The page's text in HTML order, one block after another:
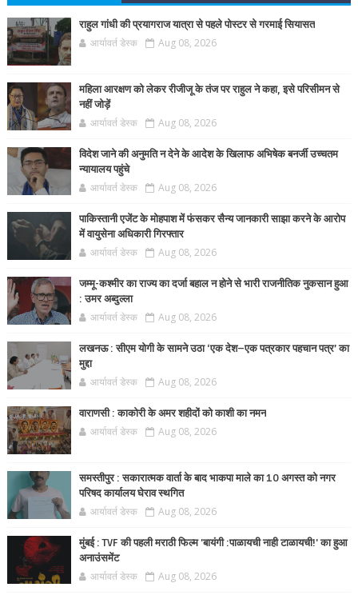
राहुल गांधी की प्रयागराज यात्रा से पहले पोस्टर से गरमाई सियासत
आर्यावर्त डेस्क Aug 08, 2026
महिला आरक्षण को लेकर रीजीजू के तंज पर राहुल ने कहा, इसे परिसीमन से
नहीं जोड़ें
आर्यावर्त डेस्क Aug 08, 2026
विदेश जाने की अनुमति न देने के आदेश के खिलाफ अभिषेक बनर्जी उच्चतम
न्यायालय पहुंचे
आर्यावर्त डेस्क Aug 08, 2026
पाकिस्तानी एजेंट के मोहपाश में फंसकर सैन्य जानकारी साझा करने के आरोप
में वायुसेना अधिकारी गिरफ्तार
आर्यावर्त डेस्क Aug 08, 2026
जम्मू-कश्मीर का राज्य का दर्जा बहाल न होने से भारी राजनीतिक नुकसान हुआ
: उमर अब्दुल्ला
आर्यावर्त डेस्क Aug 08, 2026
लखनऊ : सीएम योगी के सामने उठा ‘एक देश–एक पत्रकार पहचान पत्र’ का
मुद्दा
आर्यावर्त डेस्क Aug 08, 2026
वाराणसी : काकोरी के अमर शहीदों को काशी का नमन
आर्यावर्त डेस्क Aug 08, 2026
समस्तीपुर : सकारात्मक वार्ता के बाद भाकपा माले का 10 अगस्त को नगर
परिषद कार्यालय घेराव स्थगित
आर्यावर्त डेस्क Aug 08, 2026
मुंबई : TVF की पहली मराठी फिल्म 'बायंगी :पाळायची नाही टाळायची!' का हुआ
अनाउंसमेंट
आर्यावर्त डेस्क Aug 08, 2026